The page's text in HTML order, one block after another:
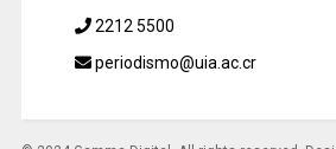
2212 5500
periodismo@uia.ac.cr